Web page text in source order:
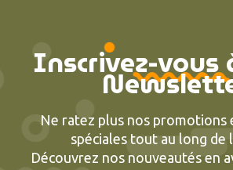
Inscrivez-vous
Ne ratez plus nos promotions
spéciales tout au long de
Découvrez nos nouveautés en